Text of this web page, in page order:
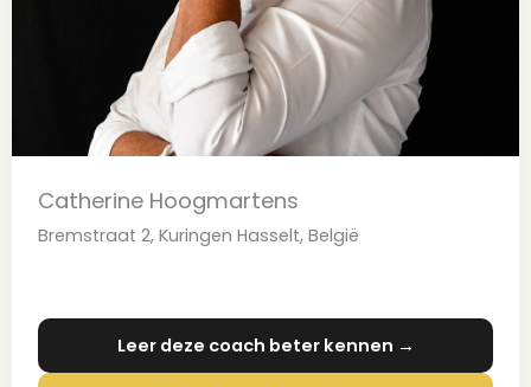
Catherine Hoogmartens
Bremstraat 2, Kuringen Hasselt, België
Leer deze coach beter kennen →